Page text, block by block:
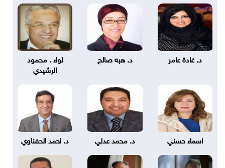
د. غادة عامر د. هبه صالح
لواء . محمود
الرشيدي
اسماء حسني د. محمد عدلي د. احمد الحفناوي